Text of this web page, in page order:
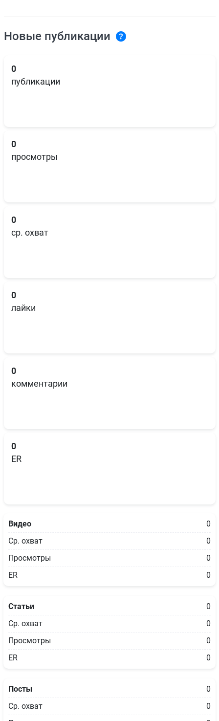
Новые публикации
0
публикации
0
просмотры
0
ср. охват
0
лайки
0
комментарии
0
ER
Видео
0
Ср. охват
0
Просмотры
0
ER
0
Статьи
0
Ср. охват
0
Просмотры
0
ER
0
Посты
0
Ср. охват
0